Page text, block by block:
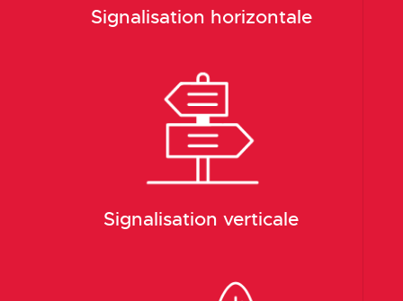
Signalisation horizontale
Signalisation verticale